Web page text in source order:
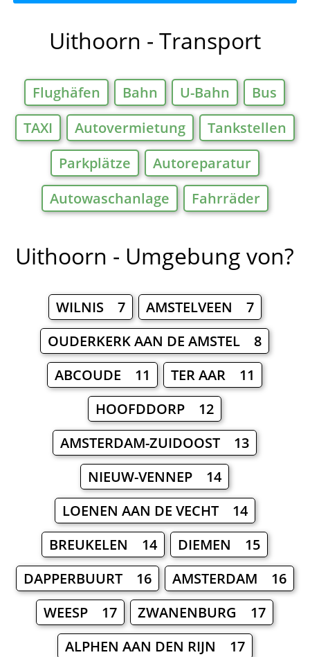
Uithoorn - Transport
Flughäfen Bahn U-Bahn
Bus
TAXI
Autovermietung
Tankstellen
Parkplätze
Autoreparatur
Autowaschanlage
Fahrräder
Uithoorn - Umgebung von?
WILNIS 7
AMSTELVEEN 7
OUDERKERK AAN DE AMSTEL 8
ABCOUDE 11
TER AAR 11
HOOFDDORP 12
AMSTERDAM-ZUIDOOST 13
NIEUW-VENNEP 14
LOENEN AAN DE VECHT 14
BREUKELEN 14
DIEMEN 15
DAPPERBUURT 16
AMSTERDAM 16
WEESP 17
ZWANENBURG 17
ALPHEN AAN DEN RIJN 17